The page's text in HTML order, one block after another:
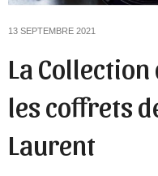
13 SEPTEMBRE 2021
La Collection
les coffrets
Laurent